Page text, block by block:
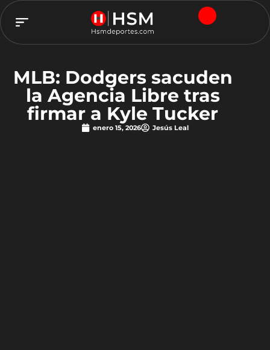
MLB: Dodgers sacuden
la Agencia Libre tras
firmar a Kyle Tucker
enero 15, 2026 Jesús Leal